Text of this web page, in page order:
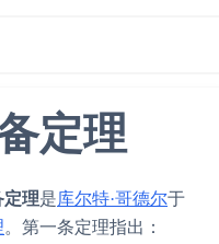
定理
定理是库尔特·哥德尔于
。第一条定理指出：